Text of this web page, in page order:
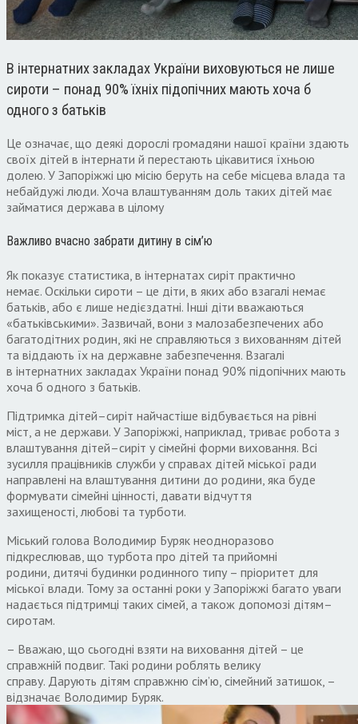
В інтернатних закладах України виховуються не лише
сироти – понад 90%їхніх підопічних мають хоча б
одного з батьків
Це означає, що деякі дорослі громадяни нашої країни здають
своїх дітей в інтернати й перестають цікавитися їхньою
долею. У Запоріжжі цю місію беруть на себе місцева влада та
небайдужі люди. Хоча влаштуванням доль таких дітей має
займатися держава в цілому
Важливо вчасно забрати дитину в сім’ю
Як показує статистика в інтернатах сиріт практично
немає. Оскільки сироти – це діти в яких або взагалі немає
батьків або є лише недієздатні. Інші діти вважаються
«батьківськими». Зазвичай вони з малозабезпечених або
багатодітних родин які не справляються з вихованням дітей
та віддають їх на державне забезпечення. Взагалі
в інтернатних закладах України понад 90% підопічних мають
хоча б одного з батьків.
Підтримка дітей–сиріт найчастіше відбувається на рівні
міст а не держави. У Запоріжжі наприклад триває робота з
влаштування дітей–сиріт у сімейні форми виховання. Всі
зусилля працівників служби у справах дітей міської ради
направлені на влаштування дитини до родини яка буде
формувати сімейні цінності давати відчуття
захищеності любові та турботи.
Міський голова Володимир Буряк неодноразово
підкреслював що турбота про дітей та прийомні
родини дитячі будинки родинного типу – пріоритет для
міської влади. Тому за останні роки у Запоріжжі багато уваги
надається підтримці таких сімей а також допомозі дітям–
сиротам.
– Вважаю що сьогодні взяти на виховання дітей – це
справжній подвиг. Такі родини роблять велику
справу. Дарують дітям справжню сім’ю сімейний затишок –
відзначає Володимир Буряк.